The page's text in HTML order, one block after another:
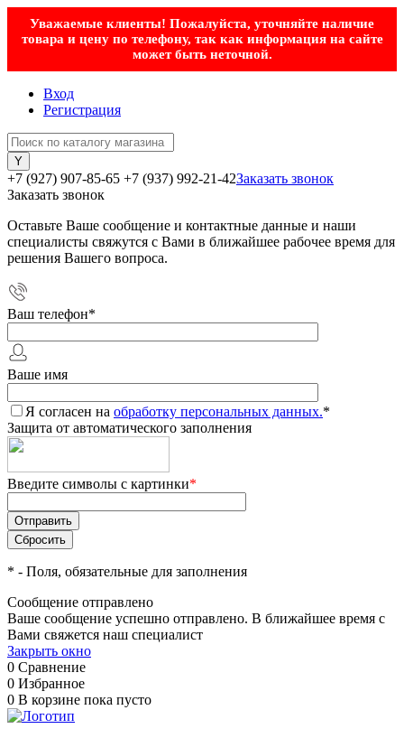
Уважаемые клиенты! Пожалуйста, уточняйте наличие
товара и цену по телефону, так как информация на сайте
может быть неточной.
Вход
Регистрация
+7 (927) 907-85-65 +7 (937) 992-21-42Заказать звонок
Заказать звонок
Оставьте Ваше сообщение и контактные данные и наши
специалисты свяжутся с Вами в ближайшее рабочее время для
решения Вашего вопроса.
Ваш телефон*
Ваше имя
Я согласен на обработку персональных данных.*
Защита от автоматического заполнения
Введите символы с картинки*
* - Поля, обязательные для заполнения
Сообщение отправлено
Ваше сообщение успешно отправлено. В ближайшее время с
Вами свяжется наш специалист
Закрыть окно
0 Сравнение
0 Избранное
0 В корзине пока пусто